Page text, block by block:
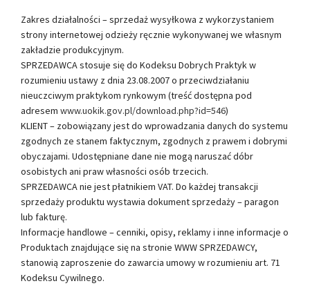
Zakres działalności – sprzedaż wysyłkowa z wykorzystaniem
strony internetowej odzieży ręcznie wykonywanej we własnym
zakładzie produkcyjnym.
SPRZEDAWCA stosuje się do Kodeksu Dobrych Praktyk w
rozumieniu ustawy z dnia 23.08.2007 o przeciwdziałaniu
nieuczciwym praktykom rynkowym (treść dostępna pod
adresem www.uokik.gov.pl/download.php?id=546)
KLIENT – zobowiązany jest do wprowadzania danych do systemu
zgodnych ze stanem faktycznym, zgodnych z prawem i dobrymi
obyczajami. Udostępniane dane nie mogą naruszać dóbr
osobistych ani praw własności osób trzecich.
SPRZEDAWCA nie jest płatnikiem VAT. Do każdej transakcji
sprzedaży produktu wystawia dokument sprzedaży – paragon
lub fakturę.
Informacje handlowe – cenniki, opisy, reklamy i inne informacje o
Produktach znajdujące się na stronie WWW SPRZEDAWCY,
stanowią zaproszenie do zawarcia umowy w rozumieniu art. 71
Kodeksu Cywilnego.